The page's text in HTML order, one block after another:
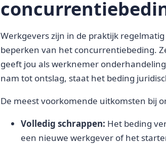
Werkgevers zijn in de praktijk
beperken van het concurrentiebeding.
geeft jou als werknemer
nam tot ontslag, staat het beding
De meest voorkomende uitkomsten bij
Volledig schrappen: Het beding
een nieuwe werkgever of het